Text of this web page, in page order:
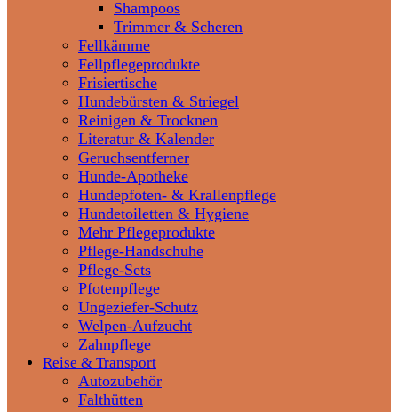
Shampoos
Trimmer & Scheren
Fellkämme
Fellpflegeprodukte
Frisiertische
Hundebürsten & Striegel
Reinigen & Trocknen
Literatur & Kalender
Geruchsentferner
Hunde-Apotheke
Hundepfoten- & Krallenpflege
Hundetoiletten & Hygiene
Mehr Pflegeprodukte
Pflege-Handschuhe
Pflege-Sets
Pfotenpflege
Ungeziefer-Schutz
Welpen-Aufzucht
Zahnpflege
Reise & Transport
Autozubehör
Falthütten